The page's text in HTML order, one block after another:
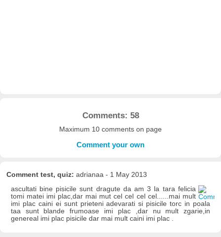
Comments: 58
Maximum 10 comments on page
Comment your own
Comment test, quiz: adrianaa - 1 May 2013
ascultati bine pisicile sunt dragute da am 3 la tara felicia
tomi matei imi plac,dar mai mut cel cel cel cel......mai mult
imi plac caini ei sunt prieteni adevarati si pisicile torc in poala
taa sunt blande frumoase imi plac ,dar nu mult zgarie,in
genereal imi plac pisicile dar mai mult caini imi plac .